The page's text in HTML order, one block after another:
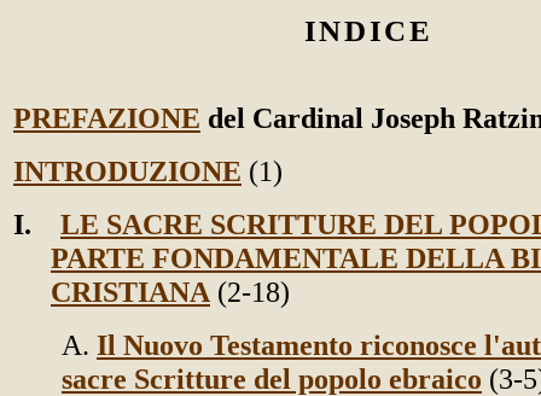
INDICE
PREFAZIONE del Cardinal Joseph
INTRODUZIONE (1)
I. LE SACRE SCRITTURE DEL
PARTE FONDAMENTALE DELLA
CRISTIANA (2-18)
A. Il Nuovo Testamento riconosce
sacre Scritture del popolo ebraico (3-